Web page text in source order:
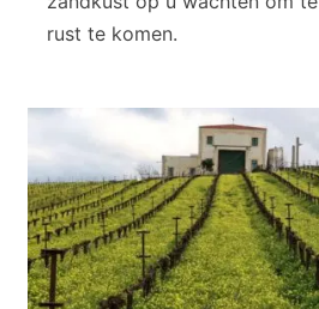
rust te komen.